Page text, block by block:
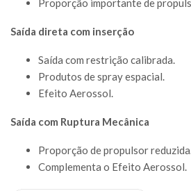
Proporção importante de
Saída direta com inserção
Saída com restrição calibrada.
Produtos de spray espacial.
Efeito Aerossol.
Saída com Ruptura Mecânica
Proporção de propulsor
Complementa o Efeito Aerossol.